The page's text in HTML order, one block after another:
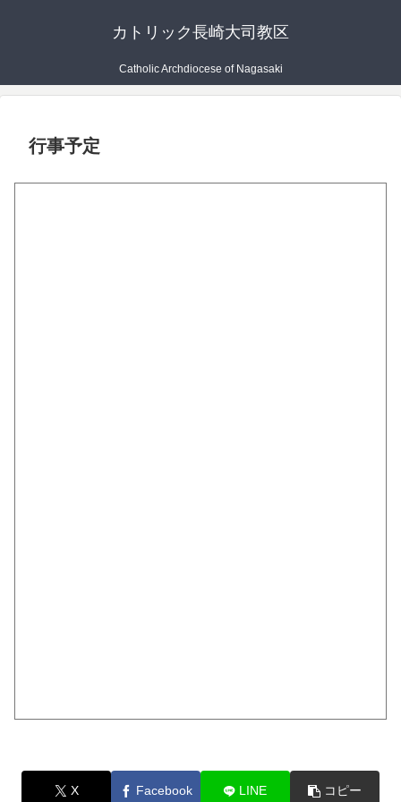
カトリック長崎大司教区
Catholic Archdiocese of Nagasaki
行事予定
X Facebook LINE コピー